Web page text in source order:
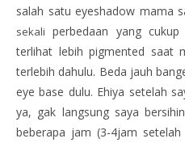
salah satu eyeshadow mama
sekali perbedaan yang
terlihat lebih pigmented saat
terlebih dahulu. Beda jauh
eye base dulu. Ehiya setelah
ya, gak langsung saya
beberapa jam (3-4jam setelah